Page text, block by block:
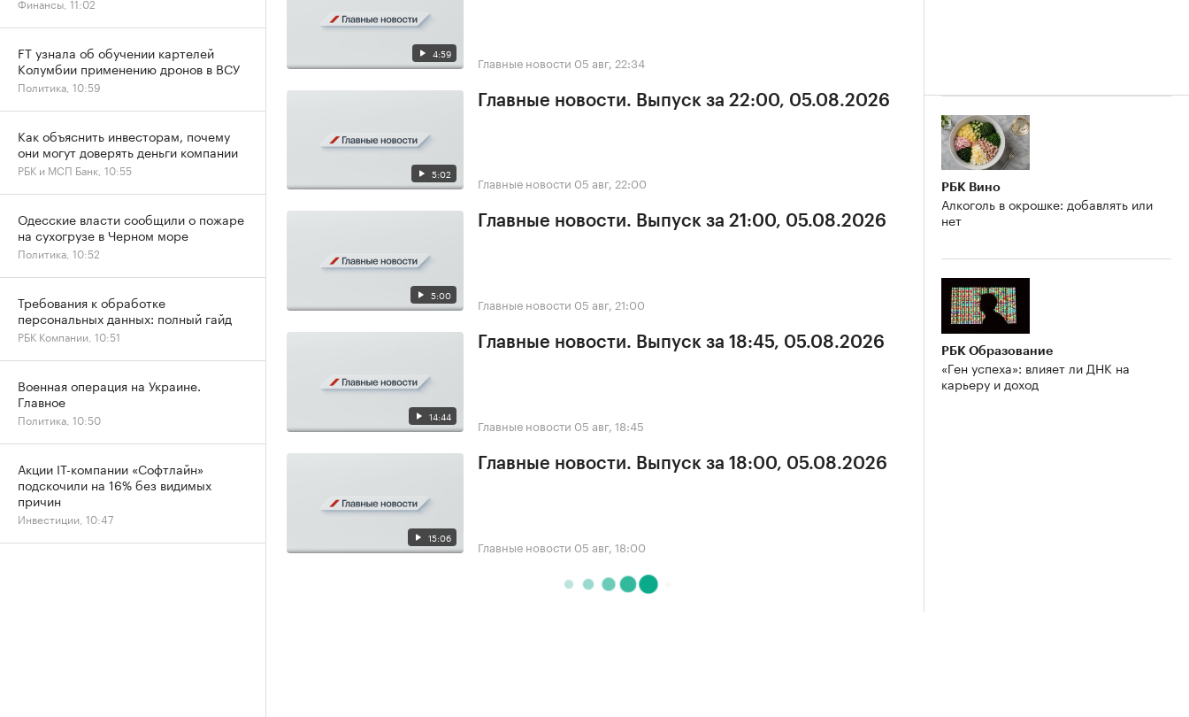
4:59 Главные новости 05 авг, 22:34
5:02
Главные новости. Выпуск за 22:00, 05.08.2026
Главные новости 05 авг, 22:00
5:00
Главные новости. Выпуск за 21:00, 05.08.2026
Главные новости 05 авг, 21:00
14:44
Главные новости. Выпуск за 18:45, 05.08.2026
Главные новости 05 авг, 18:45
15:06
Главные новости. Выпуск за 18:00, 05.08.2026
Главные новости 05 авг, 18:00
РБК Вино
Алкоголь в окрошке: добавлять или
нет
РБК Образование
«Ген успеха»: влияет ли ДНК на
карьеру и доход
FT узнала об обучении картелей
Колумбии применению дронов в ВСУ
Политика, 10:59
Как объяснить инвесторам, почему
они могут доверять деньги компании
РБК и МСП Банк, 10:55
Одесские власти сообщили о пожаре
на сухогрузе в Черном море
Политика, 10:52
Требования к обработке
персональных данных: полный гайд
РБК Компании, 10:51
Военная операция на Украине.
Главное
Политика, 10:50
Акции IT-компании «Софтлайн»
подскочили на 16% без видимых
причин
Инвестиции, 10:47